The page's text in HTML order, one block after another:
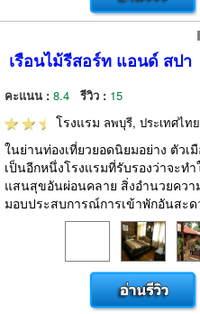
เรือนไม้รีสอร์ท แอนด์ สปา
คะแนน : 8.4 รีวิว : 15
โรงแรม ลพบุรี, ประเทศไทย
ในย่านท่องเที่ยวยอดนิยมอย่าง ตัว
เป็นอีกหนึ่งโรงแรมที่รับรองว่าจะท
แสนสุขอันผ่อนคลาย สิ่งอำนวยคว
มอบประสบการณ์การเข้าพักอันสะด